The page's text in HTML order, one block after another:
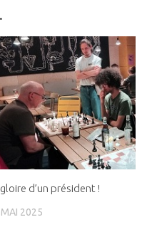
d’un président !
2025